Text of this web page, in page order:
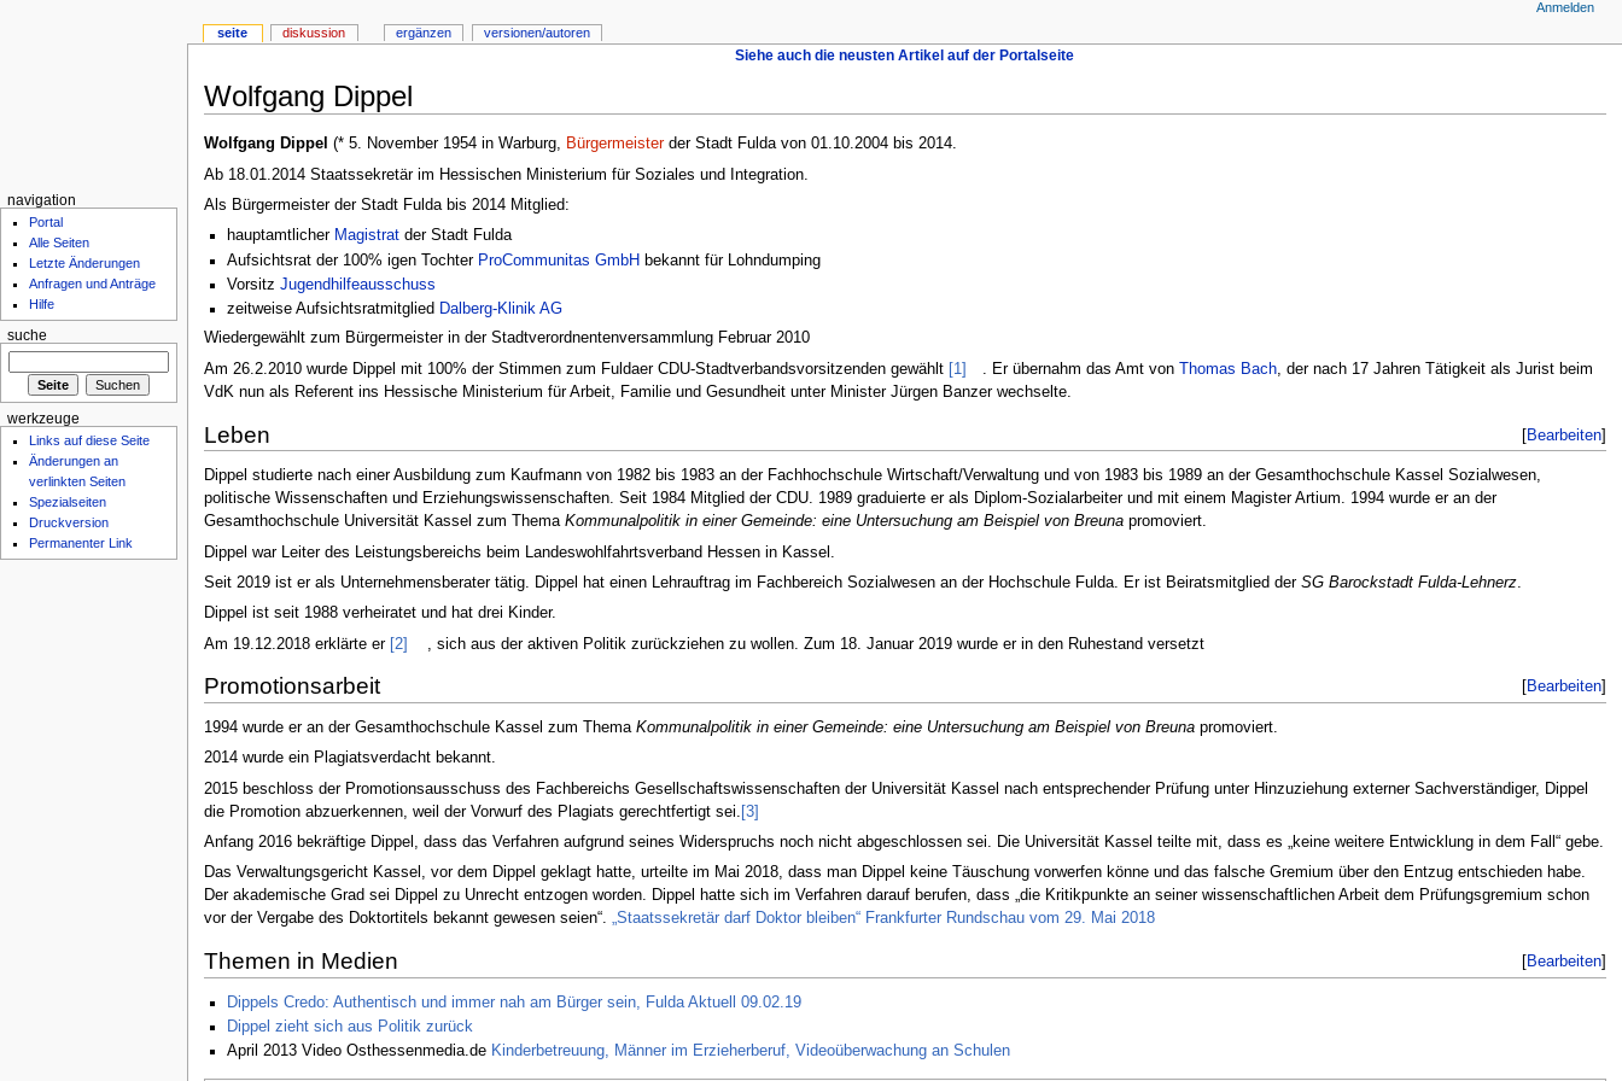
Siehe auch die neusten Artikel auf der Portalseite
Wolfgang Dippel
Wolfgang Dippel (* 5. November 1954 in Warburg, Bürgermeisterder Stadt Fulda von 01.10.2004 bis 2014.
Ab 18.01.2014 Staatssekretär im Hessischen Ministerium für Soziales und Integration.
Als Bürgermeister der Stadt Fulda bis 2014 Mitglied:
hauptamtlicher Magistratder Stadt Fulda
Aufsichtsrat der 100% igen Tochter ProCommunitas GmbH bekannt für Lohndumping
Vorsitz Jugendhilfeausschuss
zeitweise Aufsichtsratmitglied Dalberg-Klinik AG
Wiedergewählt zum Bürgermeister in der Stadtverordnentenversammlung Februar 2010
Am 26.2.2010 wurde Dippel mit 100% der Stimmen zum Fuldaer CDU-Stadtverbandsvorsitzenden gewählt [1] . Er übernahm das Amt von Thomas Bach, der nach 17 Jahren Tätigkeit als Jurist beim
VdK nun als Referent ins Hessische Ministerium für Arbeit, Familie und Gesundheit unter Minister Jürgen Banzer wechselte.
[Bearbeiten]
Leben
Dippel studierte nach einer Ausbildung zum Kaufmann von 1982 bis 1983 an der Fachhochschule Wirtschaft/Verwaltung und von 1983 bis 1989 an der Gesamthochschule Kassel Sozialwesen,
politische Wissenschaften und Erziehungswissenschaften. Seit 1984 Mitglied der CDU. 1989 graduierte er als Diplom-Sozialarbeiter und mit einem Magister Artium. 1994 wurde er an der
Gesamthochschule Universität Kassel zum Thema Kommunalpolitik in einer Gemeinde: eine Untersuchung am Beispiel von Breunapromoviert.
Dippel war Leiter des Leistungsbereichs beim Landeswohlfahrtsverband Hessen in Kassel.
Seit 2019 ist er als Unternehmensberater tätig. Dippel hat einen Lehrauftrag im Fachbereich Sozialwesen an der Hochschule Fulda. Er ist Beiratsmitglied der SG Barockstadt Fulda-Lehnerz.
Dippel ist seit 1988 verheiratet und hat drei Kinder.
Am 19.12.2018 erklärte er [2] , sich aus der aktiven Politik zurückziehen zu wollen. Zum 18. Januar 2019 wurde er in den Ruhestand versetzt
[Bearbeiten]
Promotionsarbeit
1994 wurde er an der Gesamthochschule Kassel zum Thema Kommunalpolitik in einer Gemeinde: eine Untersuchung am Beispiel von Breunapromoviert.
2014 wurde ein Plagiatsverdacht bekannt.
2015 beschloss der Promotionsausschuss des Fachbereichs Gesellschaftswissenschaften der Universität Kassel nach entsprechender Prüfung unter Hinzuziehung externer Sachverständiger, Dippel
die Promotion abzuerkennen, weil der Vorwurf des Plagiats gerechtfertigt sei. [3]
Anfang 2016 bekräftige Dippel, dass das Verfahren aufgrund seines Widerspruchs noch nicht abgeschlossen sei. Die Universität Kassel teilte mit, dass es „keine weitere Entwicklung in dem Fall“ gebe.
Das Verwaltungsgericht Kassel, vor dem Dippel geklagt hatte, urteilte im Mai 2018, dass man Dippel keine Täuschung vorwerfen könne und das falsche Gremium über den Entzug entschieden habe.
Der akademische Grad sei Dippel zu Unrecht entzogen worden. Dippel hatte sich im Verfahren darauf berufen, dass „die Kritikpunkte an seiner wissenschaftlichen Arbeit dem Prüfungsgremium schon
vor der Vergabe des Doktortitels bekannt gewesen seien“. „Staatssekretär darf Doktor bleiben“ Frankfurter Rundschau vom 29. Mai 2018
[Bearbeiten]
Themen in Medien
Dippels Credo: Authentisch und immer nah am Bürger sein, Fulda Aktuell 09.02.19
Dippel zieht sich aus Politik zurück
April 2013 Video Osthessenmedia.de Kinderbetreuung, Männer im Erzieherberuf, Videoüberwachung an Schulen
seite diskussion ergänzen versionen/autoren
Anmelden
navigation
Portal
Alle Seiten
Letzte Änderungen
Anfragen und Anträge
Hilfe
suche
werkzeuge
Links auf diese Seite
Änderungen an
verlinkten Seiten
Spezialseiten
Druckversion
Permanenter Link